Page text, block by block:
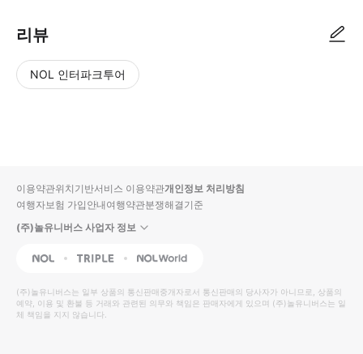
리뷰
NOL 인터파크투어
입니
다.
높
은
순
동
영
상
순
상
이용약관위치기반서비스 이용약관개인정보 처리방침
여행자보험 가입안내여행약관분쟁해결기준
(주)놀유니버스 사업자 정보
NOL Triple Interpark Global
(주)놀유니버스는 일부 상품의 통신판매중개자로서 통신판매의 당사자가 아니므로, 상품의
예약, 이용 및 환불 등 거래와 관련된 의무와 책임은 판매자에게 있으며 (주)놀유니버스는 일
체 책임을 지지 않습니다.